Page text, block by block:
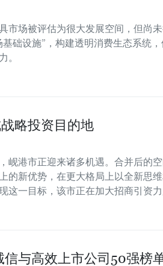
市场被评估为很大发展空间，但尚
基础设施”，构建透明消费生态系统
。
略投资目的地
岘港市正迎来诸多机遇。合并后的
的新优势，在更大格局上以全新思
这一目标，该市正在加大招商引资力
信与高效上市公司50强榜